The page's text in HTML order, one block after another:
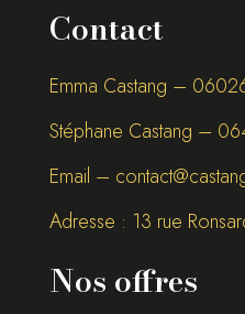
Contact
Emma Castang – 0
Stéphane Castang – 0
Email –
Adresse : 13 rue
Nos offres